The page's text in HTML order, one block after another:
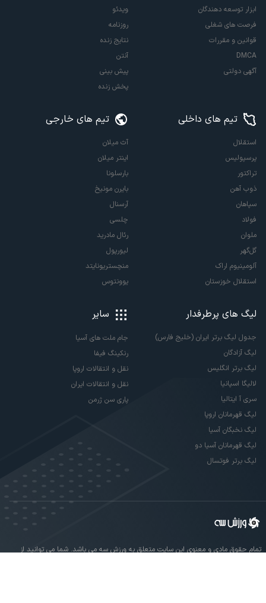
ابزار توسعه دهندگان
فرصت های شغلی
قوانین و مقررات
DMCA
آگهی دولتی
ویدئو
روزنامه
نتایج زنده
آنتن
پیش بینی
پخش زنده
تیم های داخلی
استقلال
پرسپولیس
تراکتور
ذوب آهن
سپاهان
فولاد
ملوان
گل‌گهر
آلومینیوم اراک
استقلال خوزستان
تیم های خارجی
آث میلان
اینتر میلان
بارسلونا
بایرن مونیخ
آرسنال
چلسی
رئال مادرید
لیورپول
منچستریونایتد
یوونتوس
لیگ های پرطرفدار
جدول لیگ برتر ایران (خلیج فارس)
لیگ آزادگان
لیگ برتر انگلیس
لالیگا اسپانیا
سری آ ایتالیا
لیگ قهرمانان اروپا
لیگ نخبگان آسیا
لیگ قهرمانان آسیا دو
لیگ برتر فوتسال
سایر
جام ملت های آسیا
رنکینگ فیفا
نقل و انتقالات اروپا
نقل و انتقالات ایران
پاری سن ژرمن
تمام حقوق مادی و معنوی این سایت متعلق به ورزش سه می باشد. شما می توانید از